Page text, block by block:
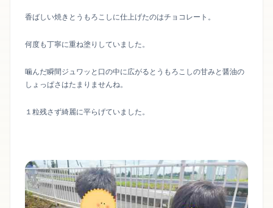
香ばしい焼きとうもろこしに仕上げたのはチョコレート。
何度も丁寧に重ね塗りしていました。
噛んだ瞬間ジュワッと口の中に広がるとうもろこしの甘みと醤油の
しょっぱさはたまりませんね。
１粒残さず綺麗に平らげていました。